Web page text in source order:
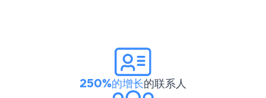
250%的增长的联系人